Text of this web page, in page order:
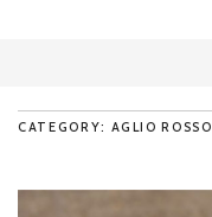
CATEGORY: AGLIO ROSSO